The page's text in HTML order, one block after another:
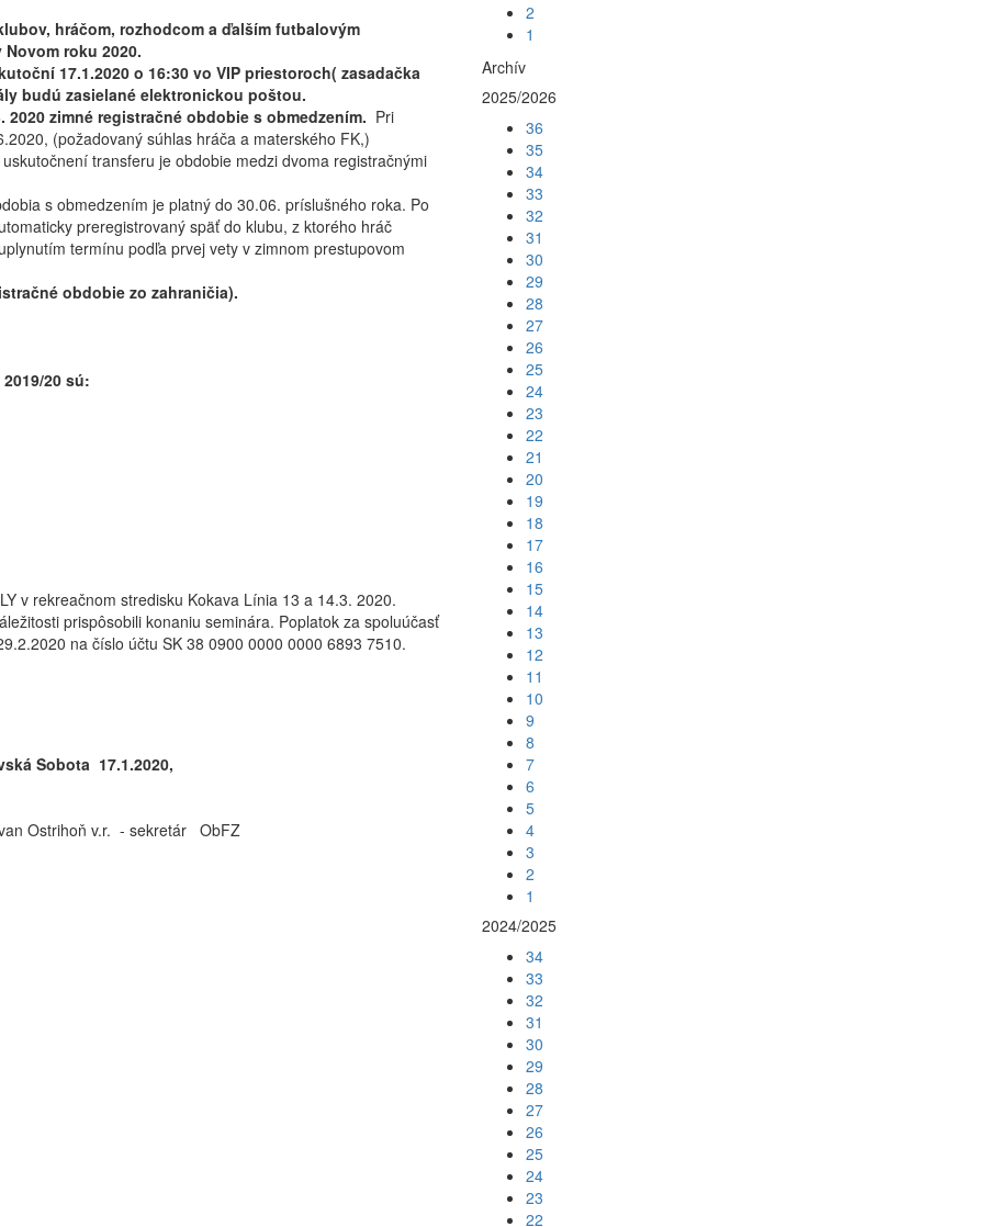
hráčom, rozhodcom a ďalším futbalovým
roku 2020.
17.1.2020 o 16:30 vo VIP priestoroch( zasadačka
budú zasielané elektronickou poštou.
2020 zimné registračné obdobie s obmedzením. Pri
(požadovaný súhlas hráča a materského FK,)
transferu je obdobie medzi dvoma registračnými
s obmedzením je platný do 30.06. príslušného roka. Po
preregistrovaný späť do klubu, z ktorého hráč
termínu podľa prvej vety v zimnom prestupovom
obdobie zo zahraničia).
20 sú:
v rekreačnom stredisku Kokava Línia 13 a 14.3. 2020.
prispôsobili konaniu seminára. Poplatok za spoluúčasť
na číslo účtu SK 38 0900 0000 0000 6893 7510.
Sobota 17.1.2020,
v.r. - sekretár ObFZ
2
1
Archív
2025/2026
36
35
34
33
32
31
30
29
28
27
26
25
24
23
22
21
20
19
18
17
16
15
14
13
12
11
10
9
8
7
6
5
4
3
2
1
2024/2025
34
33
32
31
30
29
28
27
26
25
24
23
22